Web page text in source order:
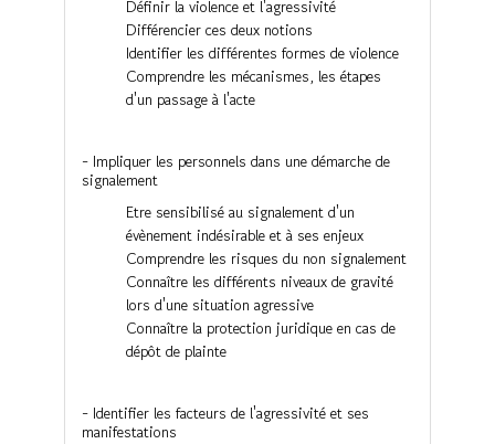
Définir la violence et l'agressivité
Différencier ces deux notions
Identifier les différentes formes de violence
Comprendre les mécanismes, les étapes
d'un passage à l'acte
- Impliquer les personnels dans une démarche de
signalement
Etre sensibilisé au signalement d'un
évènement indésirable et à ses enjeux
Comprendre les risques du non signalement
Connaître les différents niveaux de gravité
lors d'une situation agressive
Connaître la protection juridique en cas de
dépôt de plainte
- Identifier les facteurs de l'agressivité et ses
manifestations